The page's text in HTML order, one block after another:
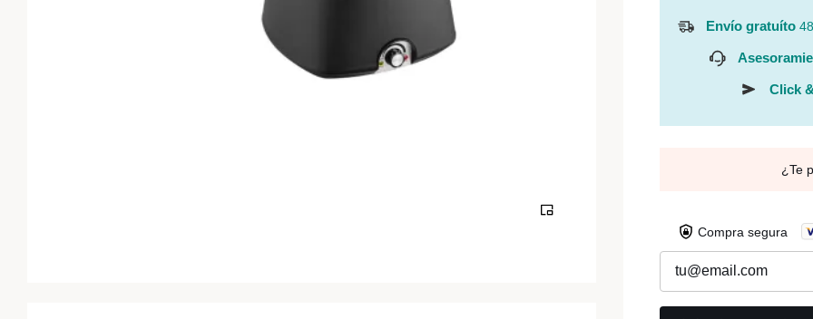
Envío gratuíto
Click
¿Te
Compra segura